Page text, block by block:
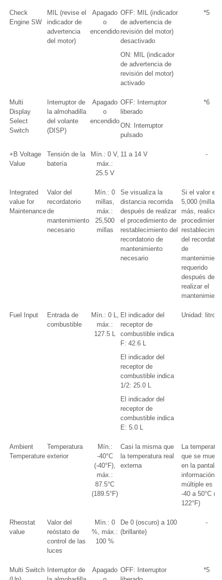
Check
Engine SW
MIL (revise el
indicador de
advertencia
del motor)
Apagado
o
encendido
OFF: MIL (indicador
de advertencia de
revisión del motor)
desactivado
ON: MIL (indicador
de advertencia de
revisión del motor)
activado
*5
Multi
Display
Select
Switch
Interruptor de
la almohadilla
del volante
(DISP)
Apagado
o
encendido
OFF: Interruptor
liberado
ON: Interruptor
pulsado
*6
+B Voltage
Value
Tensión de la
batería
Mín.: 0 V,
máx.:
25.5 V
11 a 14 V -
Integrated
value for
Maintenance
Valor del
recordatorio
de
mantenimiento
necesario
Mín.: 0
millas,
máx.:
25,500
millas
Se visualiza la
distancia recorrida
después de realizar
el procedimiento de
restablecimiento del
recordatorio de
mantenimiento
necesario
Si el valor es
5,000 (millas)
más, realice
del
de
requerido
después de
realizar el
Fuel Input
Entrada de
combustible
Mín.: 0 L,
máx.:
127.5 L
El indicador del
receptor de
combustible indica
F: 42.6 L
El indicador del
receptor de
combustible indica
1/2: 25.0 L
El indicador del
receptor de
combustible indica
E: 5.0 L
Unidad: litro
Ambient
Temperature
Temperatura
exterior
Mín.:
-40°C
(-40°F),
máx.:
87.5°C
(189.5°F)
Casi la misma que
la temperatura real
externa
La
que se
en la pantalla
información
múltiple es de
-40 a 50°C (-
122°F)
Rheostat
value
Valor del
reóstato de
control de las
luces
Mín.: 0
%, máx.:
100 %
De 0 (oscuro) a 100
(brillante)
-
Multi Switch
Interruptor de
Apagado OFF: Interruptor
*5